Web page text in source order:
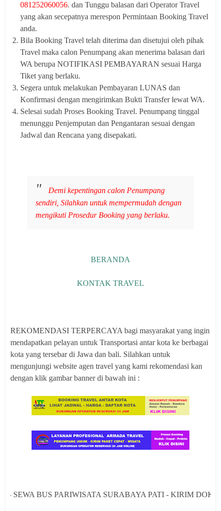
081252060056. dan Tunggu balasan dari Operator Travel
yang akan secepatnya merespon Permintaan Booking Travel
anda.
Bila Booking Travel telah diterima dan disetujui oleh pihak
Travel maka calon Penumpang akan menerima balasan dari
WA berupa NOTIFIKASI PEMBAYARAN sesuai Harga
Tiket yang berlaku.
Segera untuk melakukan Pembayaran LUNAS dan
Konfirmasi dengan mengirimkan Bukti Transfer lewat WA.
Selesai sudah Proses Booking Travel. Penumpang tinggal
menunggu Penjemputan dan Pengantaran sesuai dengan
Jadwal dan Rencana yang disepakati.
Demi kepentingan calon Penumpang
sendiri, Silahkan untuk mempermudah dengan
mengikuti Prosedur Booking yang berlaku.
BERANDA
KONTAK TRAVEL
REKOMENDASI TERPERCAYA bagi masyarakat yang ingin
mendapatkan pelayan untuk Transportasi antar kota ke berbagai
kota yang tersebar di Jawa dan bali. Silahkan untuk
mengunjungi website agen travel yang kami rekomendasi kan
dengan klik gambar banner di bawah ini :
PARIWISATA SURABAYA PATI - KIRIM DOKUMEN DAN